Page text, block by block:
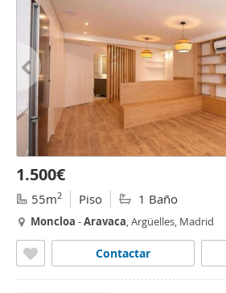
1.500€
55m2 Piso 1 Baño
Moncloa -Aravaca, Argüelles, Madrid
Contactar